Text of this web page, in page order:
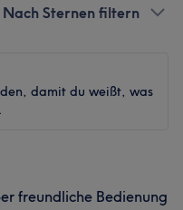
Nach Sternen filtern
damit du weißt, was
freundliche Bedienung